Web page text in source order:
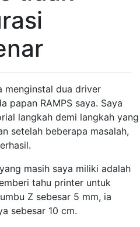
menginstal dua driver
papan RAMPS saya. Saya
langkah demi langkah yang
setelah beberapa masalah,
masih saya miliki adalah
tahu printer untuk
Z sebesar 5 mm, ia
sebesar 10 cm.